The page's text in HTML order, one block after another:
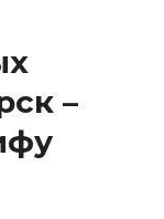
–